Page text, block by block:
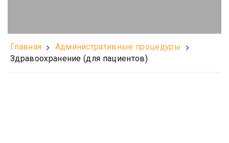
Главная
Административные процедуры
Здравоохранение (для пациентов)